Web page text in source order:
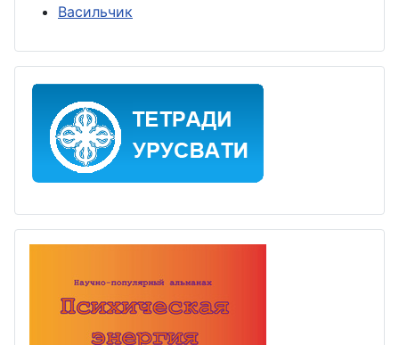
Васильчик